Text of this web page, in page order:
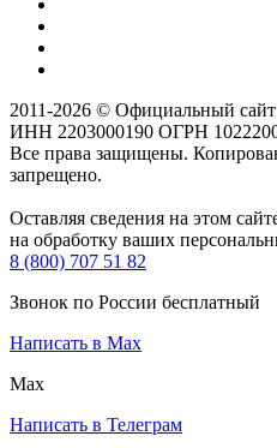
2011-2026 © Официальный
ИНН 2203000190 ОГРН
Все права защищены.
запрещено.
Оставляя сведения на этом
на обработку ваших
8 (800) 707 51 82
Звонок по России бесплатный
Написать в Max
Max
Написать в Телеграм